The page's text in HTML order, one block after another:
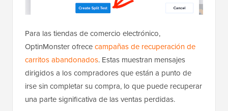
Para las tiendas de comercio electrónico,
OptinMonster ofrececampañas de recuperación de
carritos abandonados. Estas muestran mensajes
dirigidos a los compradores que están a punto de
irse sin completar su compra, lo que puede recuperar
una parte significativa de las ventas perdidas.